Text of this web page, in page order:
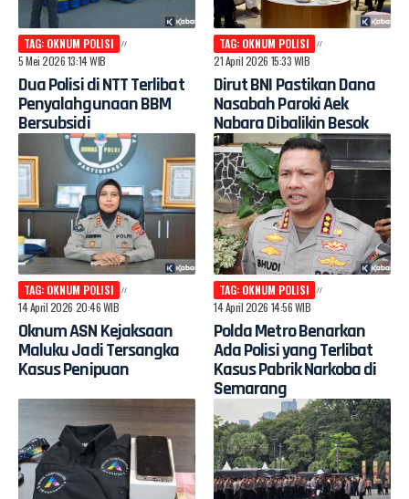
TAG: OKNUM POLISI
5 Mei 2026 13:14 WIB
Dua Polisi di NTT Terlibat
Penyalahgunaan BBM
Bersubsidi
TAG: OKNUM POLISI
21 April 2026 15:33 WIB
Dirut BNI Pastikan Dana
Nasabah Paroki Aek
Nabara Dibalikin Besok
TAG: OKNUM POLISI
14 April 2026 20:46 WIB
Oknum ASN Kejaksaan
Maluku Jadi Tersangka
Kasus Penipuan
TAG: OKNUM POLISI
14 April 2026 14:56 WIB
Polda Metro Benarkan
Ada Polisi yang Terlibat
Kasus Pabrik Narkoba di
Semarang